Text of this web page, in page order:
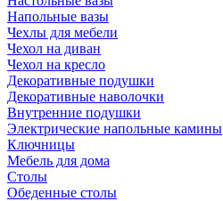
Напольные вазы
Чехлы для мебели
Чехол на диван
Чехол на кресло
Декоративные подушки
Декоративные наволочки
Внутренние подушки
Электрические напольные камины
Ключницы
Мебель для дома
Столы
Обеденные столы